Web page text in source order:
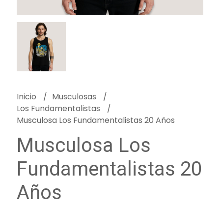
Inicio
Musculosas
Los Fundamentalistas
Musculosa Los Fundamentalistas 20 Años
Musculosa Los
Fundamentalistas 20
Años